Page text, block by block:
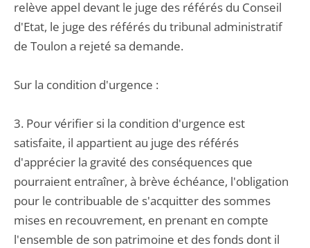
relève appel devant le juge des référés du Conseil
d'Etat, le juge des référés du tribunal administratif
de Toulon a rejeté sa demande.
Sur la condition d'urgence :
3. Pour vérifier si la condition d'urgence est
satisfaite, il appartient au juge des référés
d'apprécier la gravité des conséquences que
pourraient entraîner, à brève échéance, l'obligation
pour le contribuable de s'acquitter des sommes
mises en recouvrement, en prenant en compte
l'ensemble de son patrimoine et des fonds dont il